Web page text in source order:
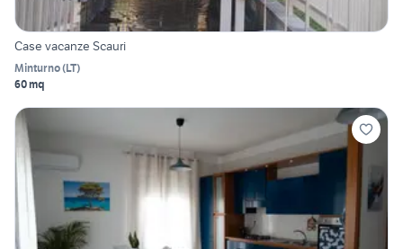
Case vacanze Scauri
Minturno(LT)
60 mq